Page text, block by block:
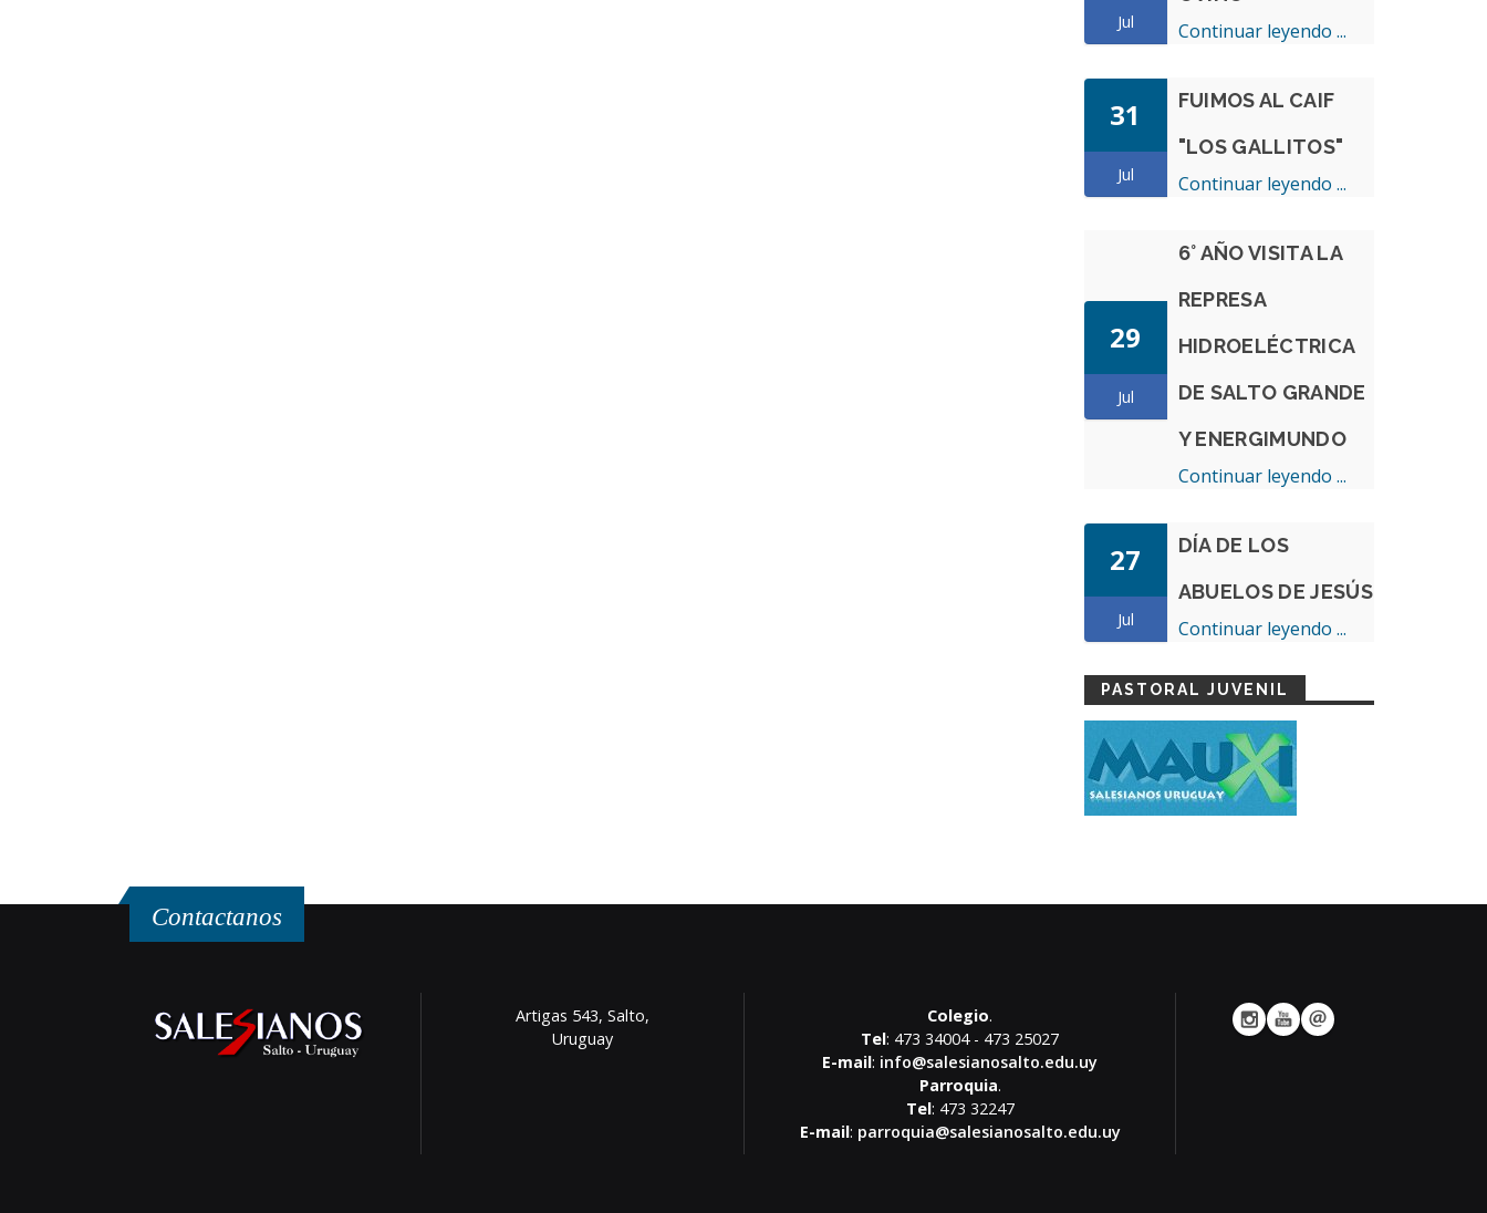
Jul Continuar leyendo ...
31
Jul
FUIMOS AL CAIF
"LOS GALLITOS"
Continuar leyendo ...
29
Jul
6° AÑO VISITA LA
REPRESA
HIDROELÉCTRICA
DE SALTO GRANDE
Y ENERGIMUNDO
Continuar leyendo ...
27
Jul
DÍA DE LOS
ABUELOS DE JESÚS
Continuar leyendo ...
PASTORAL JUVENIL
Contactanos
Artigas 543, Salto,
Uruguay
Colegio.
Tel: 473 34004 - 473 25027
E-mail: info@salesianosalto.edu.uy
Parroquia.
Tel: 473 32247
E-mail: parroquia@salesianosalto.edu.uy